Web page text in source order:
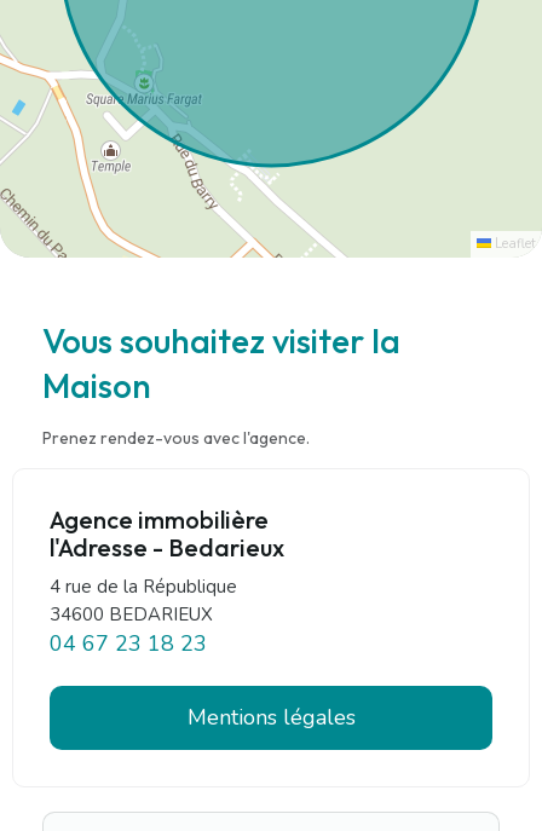
Leaflet
Vous souhaitez visiter la
Maison
Prenez rendez-vous avec l'agence.
Agence immobilière
l'Adresse - Bedarieux
4 rue de la République
34600 BEDARIEUX
04 67 23 18 23
Mentions légales